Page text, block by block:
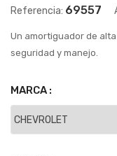
Referencia: 69557
Un amortiguador de
seguridad y manejo.
MARCA :